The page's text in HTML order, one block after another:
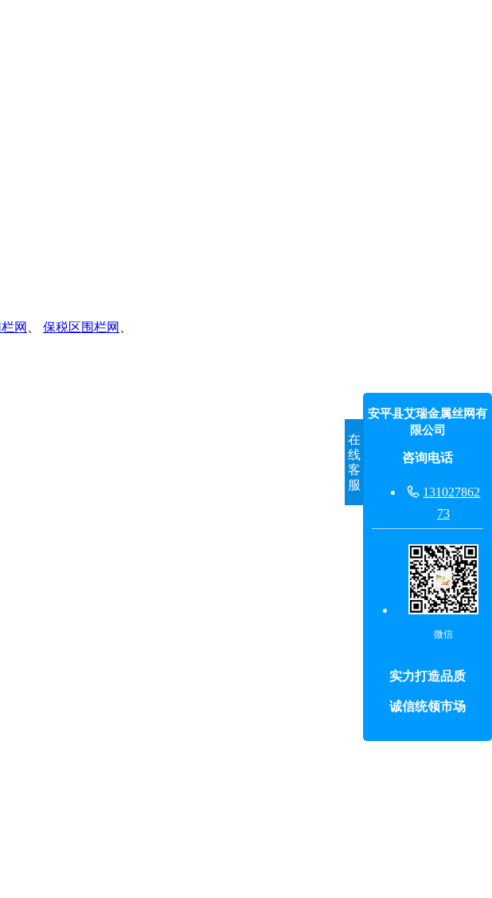
网 保税区围栏网
在
线
客
服
安平县艾瑞金属丝网有
限公司
咨询电话
 131027862
73
微信
实力打造品质
诚信统领市场